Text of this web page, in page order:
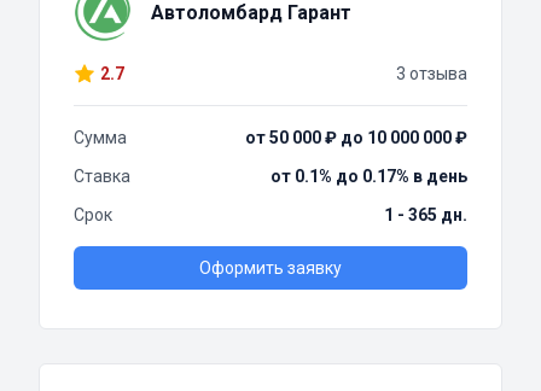
Автоломбард Гарант
2.7 3 отзыва
Сумма
от 50 000 ₽ до 10 000 000 ₽
Ставка
от 0.1% до 0.17% в день
Срок
1 - 365 дн.
Оформить заявку